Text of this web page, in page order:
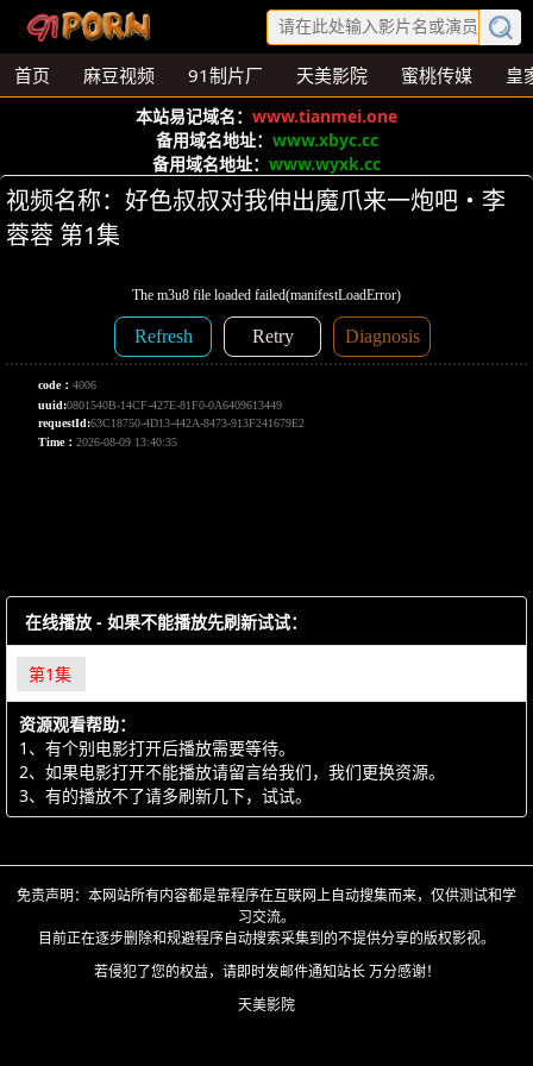
首页 麻豆视频 91制片厂 天美影院 蜜桃传媒 皇
本站易记域名： www.tianmei.one
备用域名地址： www.xbyc.cc
备用域名地址： www.wyxk.cc
视频名称：好色叔叔对我伸出魔爪来一炮吧・李
蓉蓉 第1集
在线播放 - 如果不能播放先刷新试试：
第1集
资源观看帮助：
1、有个别电影打开后播放需要等待。
2、如果电影打开不能播放请留言给我们，我们更换资源。
3、有的播放不了请多刷新几下，试试。
免责声明：本网站所有内容都是靠程序在互联网上自动搜集而来，仅供测试和学
习交流。
目前正在逐步删除和规避程序自动搜索采集到的不提供分享的版权影视。
若侵犯了您的权益，请即时发邮件通知站长 万分感谢！
天美影院